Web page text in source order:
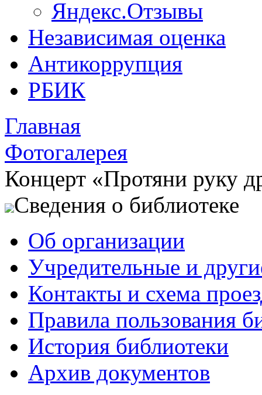
Яндекс.Отзывы
Независимая оценка
Антикоррупция
РБИК
Главная
Фотогалерея
Концерт «Протяни руку
Сведения о библиотеке
Об организации
Учредительные и
Контакты и схема
Правила пользования
История библиотеки
Архив документов